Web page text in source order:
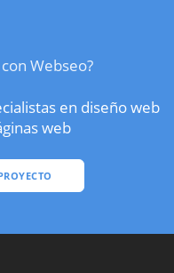
Webseo?
en diseño web
web